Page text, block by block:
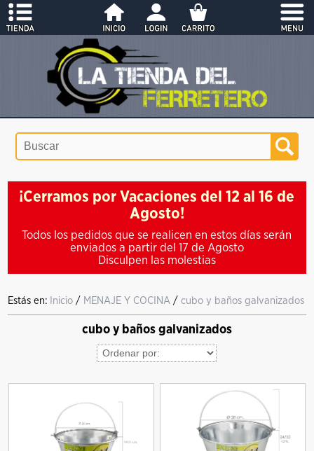
¡Cerramos por Vacaciones del 12 al 16 de
Agosto!
Todos los pedidos que se realicen en estos días serán
enviados a partir del 17 de Agosto
Disculpen las molestias
Estás en: Inicio / MENAJE Y COCINA /cubo y baños galvanizados
cubo y baños galvanizados